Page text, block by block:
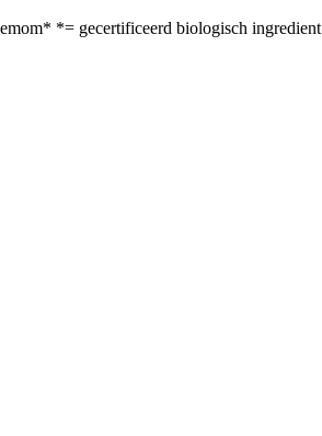
*= gecertificeerd biologisch ingredient